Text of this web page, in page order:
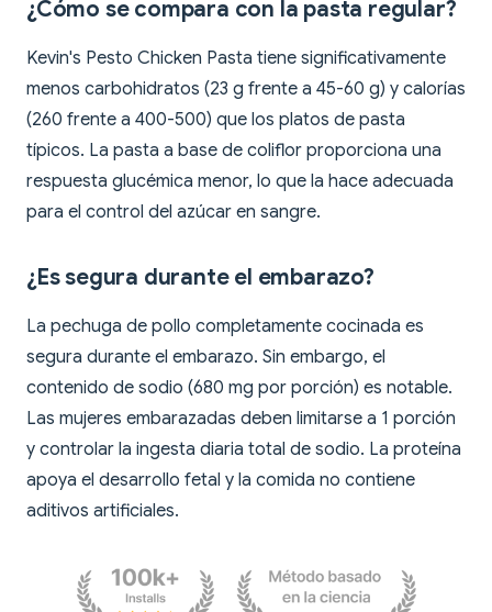
¿Cómo se compara con la pasta regular?
Kevin's Pesto Chicken Pasta tiene significativamente
menos carbohidratos (23 g frente a 45-60 g) y calorías
(260 frente a 400-500) que los platos de pasta
típicos. La pasta a base de coliflor proporciona una
respuesta glucémica menor, lo que la hace adecuada
para el control del azúcar en sangre.
¿Es segura durante el embarazo?
La pechuga de pollo completamente cocinada es
segura durante el embarazo. Sin embargo, el
contenido de sodio (680 mg por porción) es notable.
Las mujeres embarazadas deben limitarse a 1 porción
y controlar la ingesta diaria total de sodio. La proteína
apoya el desarrollo fetal y la comida no contiene
aditivos artificiales.